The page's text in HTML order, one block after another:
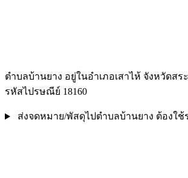
ตำบลบ้านยาง อยู่ในอำเภอเสาไห้ จังหวัดสร
รหัสไปรษณีย์ 18160
ส่งจดหมาย/พัสดุไปตำบลบ้านยาง ต้องใ